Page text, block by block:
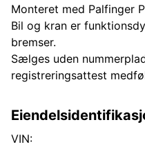
Monteret med Palfinger
Bil og kran er
bremser.
Sælges uden
registreringsattest
VIN: